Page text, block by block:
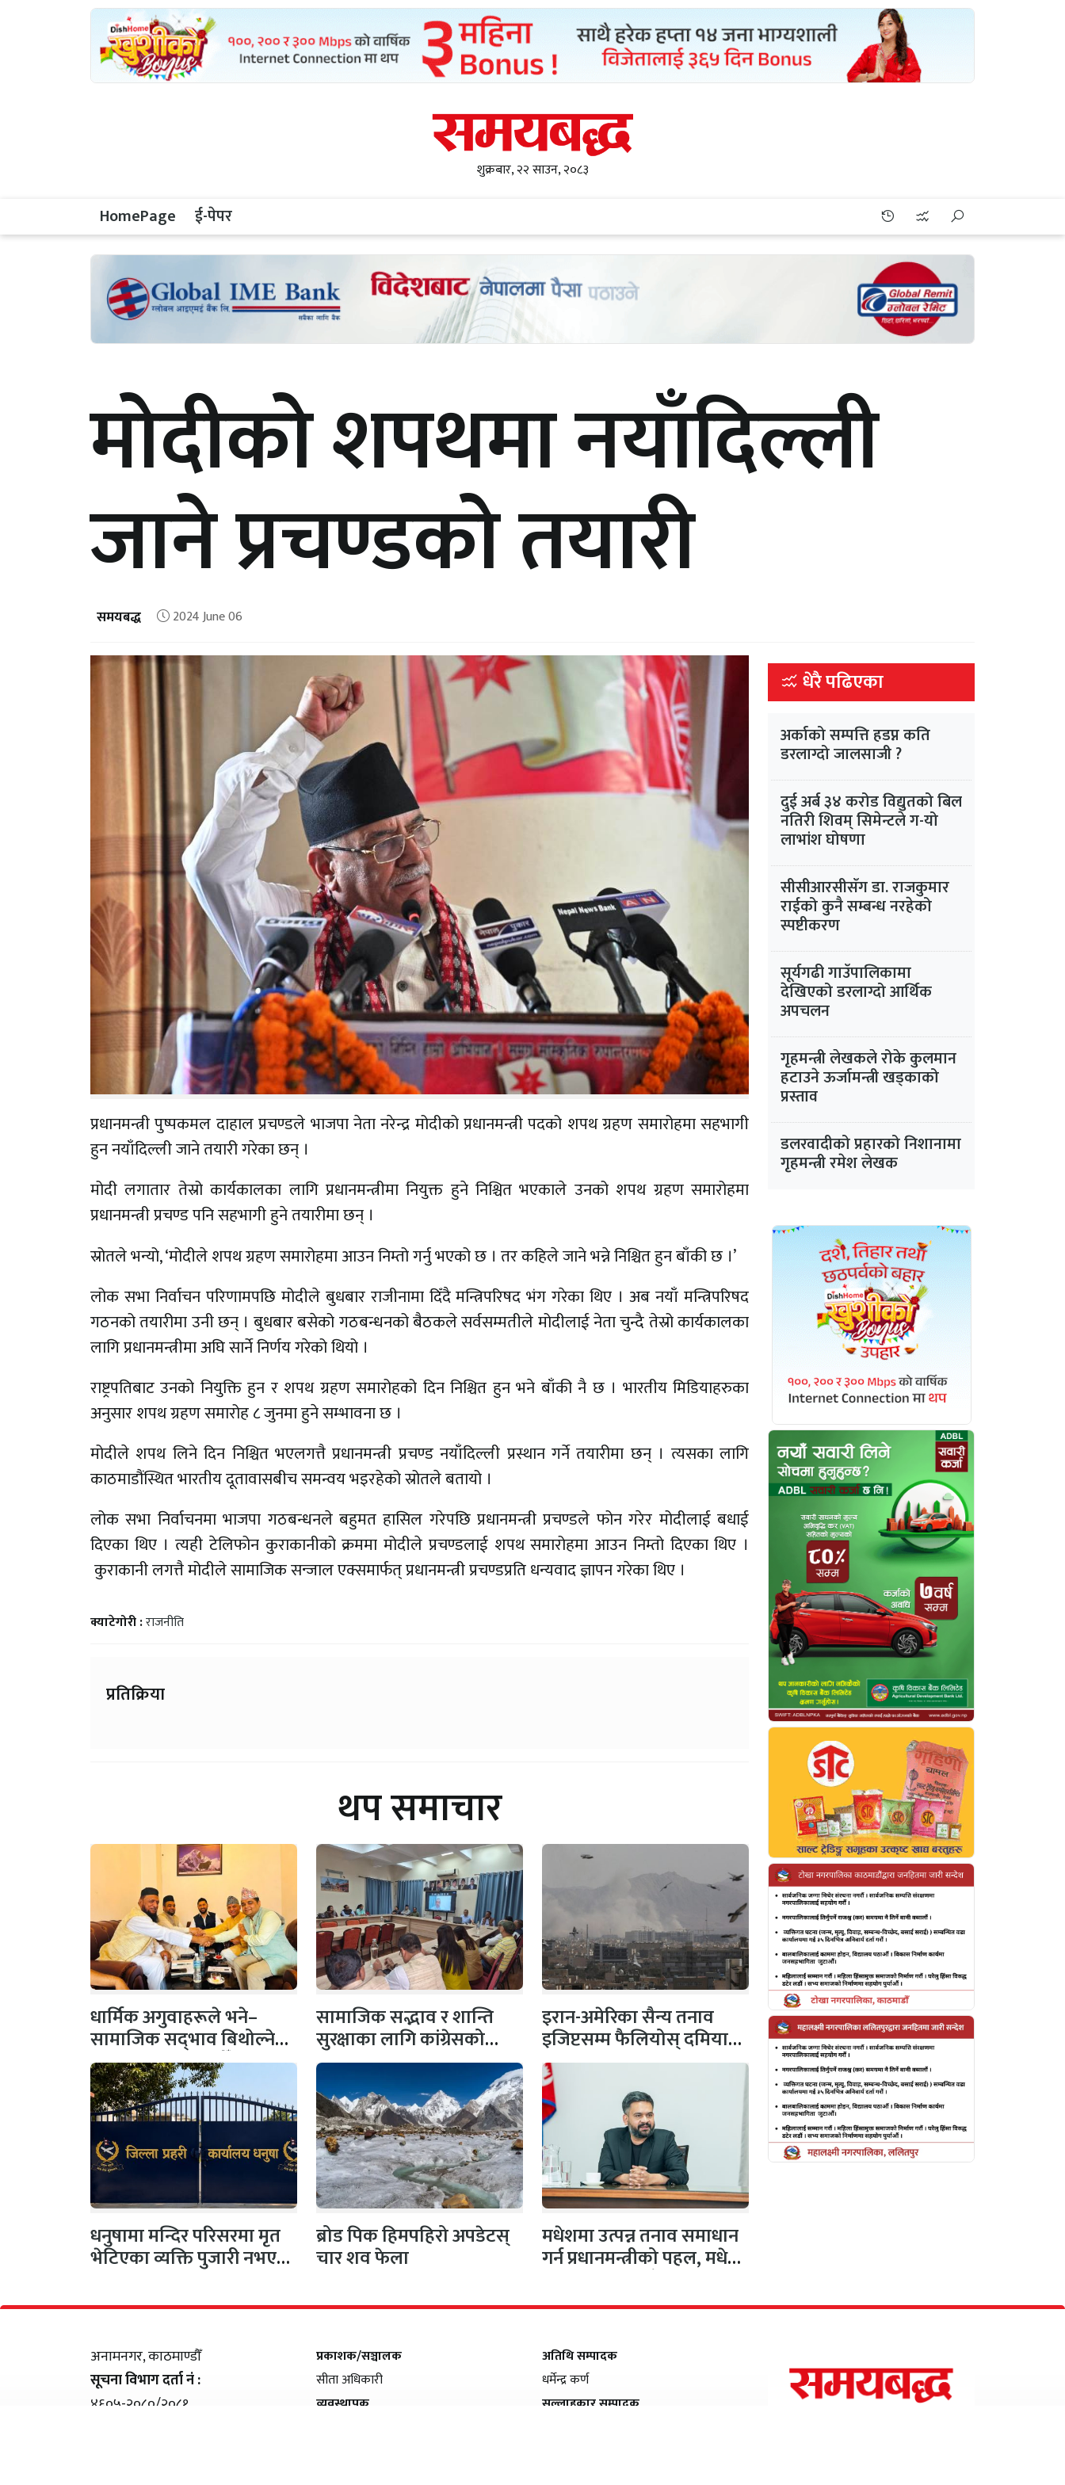
शुक्रबार, २२ साउन, २०८३
HomePage ई-पेपर
मोदीको शपथमा नयाँदिल्ली
जाने प्रचण्डको तयारी
समयबद्ध 2024 June 06
प्रधानमन्त्री पुष्पकमल दाहाल प्रचण्डले भाजपा नेता नरेन्द्र मोदीको प्रधानमन्त्री पदको शपथ ग्रहण समारोहमा सहभागी
हुन नयाँदिल्ली जाने तयारी गरेका छन् ।
मोदी लगातार तेस्रो कार्यकालका लागि प्रधानमन्त्रीमा नियुक्त हुने निश्चित भएकाले उनको शपथ ग्रहण समारोहमा
प्रधानमन्त्री प्रचण्ड पनि सहभागी हुने तयारीमा छन् ।
स्रोतले भन्यो, ‘मोदीले शपथ ग्रहण समारोहमा आउन निम्तो गर्नु भएको छ । तर कहिले जाने भन्ने निश्चित हुन बाँकी छ ।’
लोक सभा निर्वाचन परिणामपछि मोदीले बुधबार राजीनामा दिँदै मन्त्रिपरिषद भंग गरेका थिए । अब नयाँ मन्त्रिपरिषद
गठनको तयारीमा उनी छन् । बुधबार बसेको गठबन्धनको बैठकले सर्वसम्मतीले मोदीलाई नेता चुन्दै तेस्रो कार्यकालका
लागि प्रधानमन्त्रीमा अघि सार्ने निर्णय गरेको थियो ।
राष्ट्रपतिबाट उनको नियुक्ति हुन र शपथ ग्रहण समारोहको दिन निश्चित हुन भने बाँकी नै छ । भारतीय मिडियाहरुका
अनुसार शपथ ग्रहण समारोह ८ जुनमा हुने सम्भावना छ ।
मोदीले शपथ लिने दिन निश्चित भएलगत्तै प्रधानमन्त्री प्रचण्ड नयाँदिल्ली प्रस्थान गर्ने तयारीमा छन् । त्यसका लागि
काठमाडौंस्थित भारतीय दूतावासबीच समन्वय भइरहेको स्रोतले बतायो ।
लोक सभा निर्वाचनमा भाजपा गठबन्धनले बहुमत हासिल गरेपछि प्रधानमन्त्री प्रचण्डले फोन गरेर मोदीलाई बधाई
दिएका थिए । त्यही टेलिफोन कुराकानीको क्रममा मोदीले प्रचण्डलाई शपथ समारोहमा आउन निम्तो दिएका थिए ।
कुराकानी लगत्तै मोदीले सामाजिक सन्जाल एक्समार्फत् प्रधानमन्त्री प्रचण्डप्रति धन्यवाद ज्ञापन गरेका थिए ।
क्याटेगोरी :राजनीति
प्रतिक्रिया
थप समाचार
धार्मिक अगुवाहरूले भने–
सामाजिक सद्‌भाव बिथोल्ने
कार्यमा संलग्न नहोऔँ
सामाजिक सद्भाव र शान्ति
सुरक्षाका लागि कांग्रेसको
पहल, सभापति गगन…
इरान-अमेरिका सैन्य तनाव
इजिप्टसम्म फैलियोस् दमियाता
बन्दरगाहमा दुई ग्यास
ट्याङ्करमा…
धनुषामा मन्दिर परिसरमा मृत
भेटिएका व्यक्ति पुजारी नभएको
प्रहरीको स्पष्टिकरण
ब्रोड पिक हिमपहिरो अपडेटस्
चार शव फेला
मधेशमा उत्पन्न तनाव समाधान
गर्न प्रधानमन्त्रीको पहल, मधेशी
दलका नेताहरूसँग…
धेरै पढिएका
अर्काको सम्पत्ति हडप्न कति
डरलाग्दो जालसाजी ?
दुई अर्ब ३४ करोड विद्युतको बिल
नतिरी शिवम् सिमेन्टले ग-यो
लाभांश घोषणा
सीसीआरसीसँग डा. राजकुमार
राईको कुनै सम्बन्ध नरहेको
स्पष्टीकरण
सूर्यगढी गाउँपालिकामा
देखिएको डरलाग्दो आर्थिक
अपचलन
गृहमन्त्री लेखकले रोके कुलमान
हटाउने ऊर्जामन्त्री खड्काको
प्रस्ताव
डलरवादीको प्रहारको निशानामा
गृहमन्त्री रमेश लेखक
अनामनगर, काठमाण्डौँ
सूचना विभाग दर्ता नं :
४६०५-२०८०/२०८१
प्रकाशक/सञ्चालक
सीता अधिकारी
व्यवस्थापक
अतिथि सम्पादक
धर्मेन्द्र कर्ण
सल्लाहकार सम्पादक